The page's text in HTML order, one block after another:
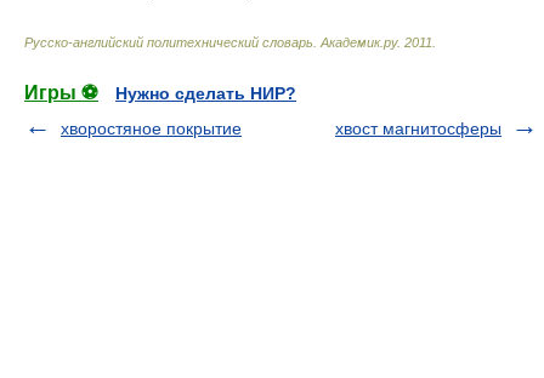
Русско-английский политехнический словарь Академик.ру. 2011
Игры ⚽
Нужно сделать НИР?
хворостяное покрытие
хвост магнитосферы